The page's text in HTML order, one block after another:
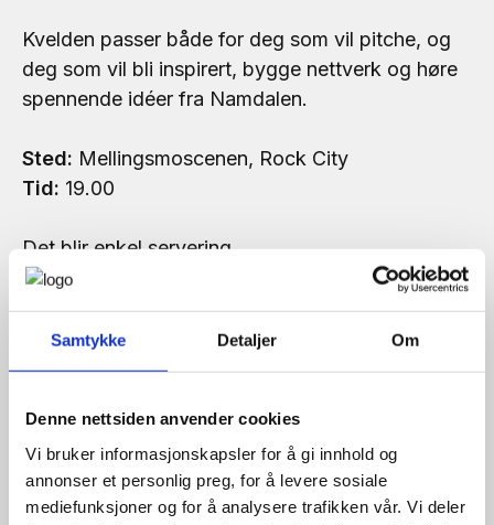
Samtykke Detaljer Om
Denne nettsiden anvender cookies
Vi bruker informasjonskapsler for å gi innhold og
annonser et personlig preg, for å levere sosiale
mediefunksjoner og for å analysere trafikken vår. Vi deler